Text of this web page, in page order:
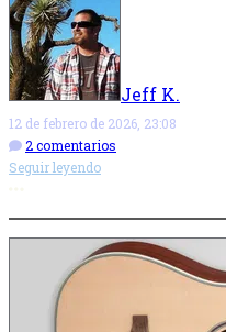
Jeff K.
12 de febrero de 2026, 23:08
2 comentarios
Seguir leyendo